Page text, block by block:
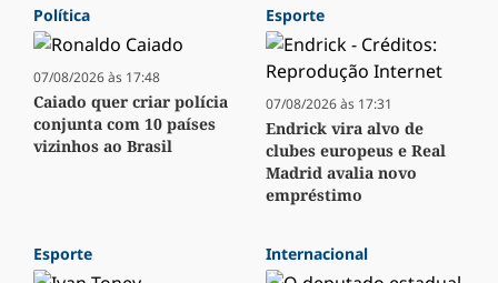
Política
07/08/2026 às 17:48
Caiado quer criar polícia
conjunta com 10 países
vizinhos ao Brasil
Esporte
07/08/2026 às 17:31
Endrick vira alvo de
clubes europeus e Real
Madrid avalia novo
empréstimo
Esporte Internacional